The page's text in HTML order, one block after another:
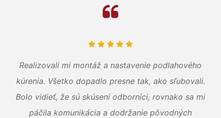
Realizovali mi montáž a nastavenie podlahového
kúrenia. Všetko dopadlo presne tak, ako sľubovali.
Bolo vidieť, že sú skúsení odborníci, rovnako sa mi
páčila komunikácia a dodržanie pôvodných